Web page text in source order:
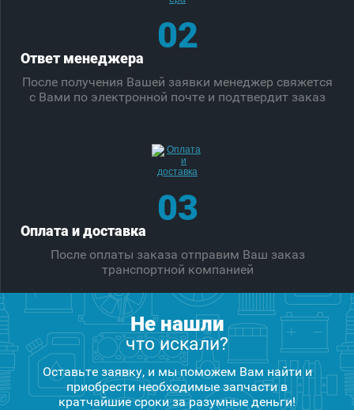
02
Ответ менеджера
После получения Вашей заявки менеджер свяжется
с Вами по электронной почте и подтвердит заказ
03
Оплата и доставка
После оплаты заказа отправим Ваш заказ
транспортной компанией
Не нашли
что искали?
Оставьте заявку, и мы поможем Вам найти и
приобрести необходимые запчасти в
кратчайшие сроки за разумные деньги!